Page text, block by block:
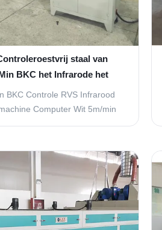
staal van
BKC het Infrarode het
Wit van de Machinecomputer
BKC Controle RVS Infrarood
Computer Wit 5m/min
10000 mm lang x 1650 mm
1400 mm hoog 2 Materiaal De
het verwarmingsgedeelte is
van A3-plaat, met in het
isolatiekatoen 3 ...